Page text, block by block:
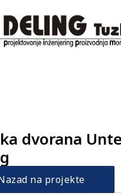
dvorana
na projekte